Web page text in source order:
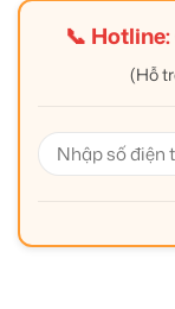
📞 Hotline:
(Hỗ